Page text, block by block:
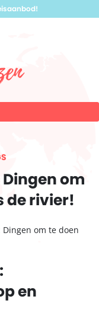
om
de rivier!
om te doen
en